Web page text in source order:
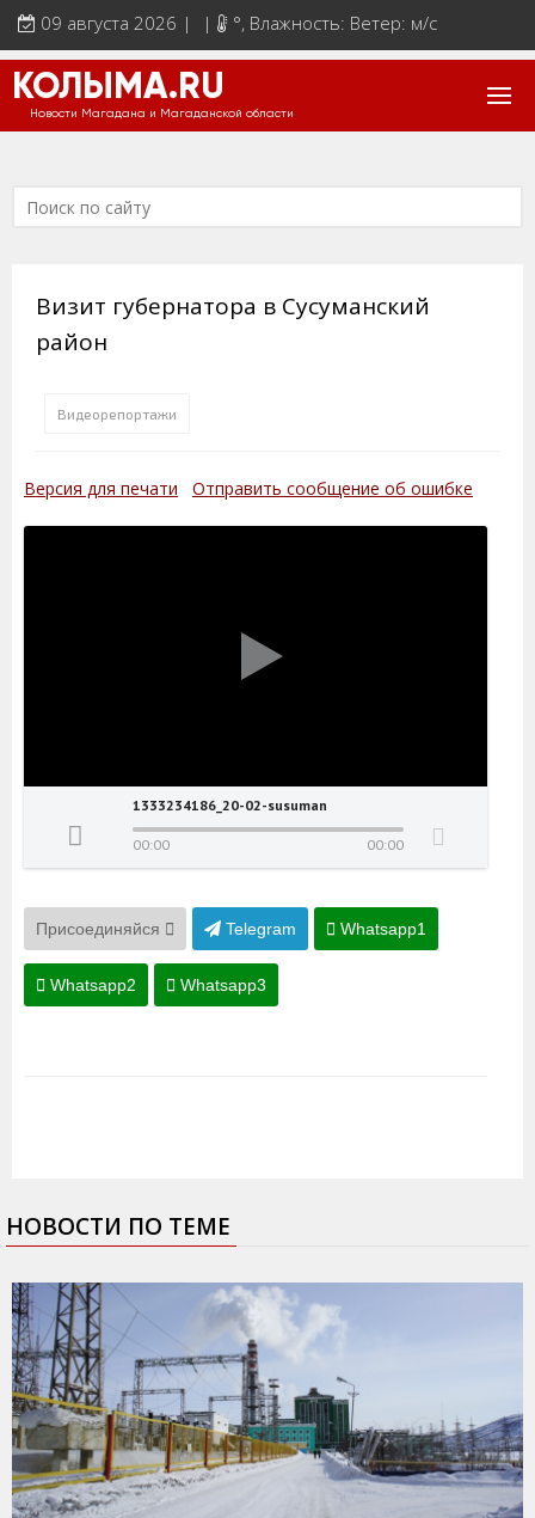
09 августа 2026 | | °, Влажность: Ветер: м/с
КОЛЫМА.RU
Новости Магадана и Магаданской области
Визит губернатора в Сусуманский
район
Видеорепортажи
Версия для печати Отправить сообщение об ошибке
1333234186_20-02-susuman
00:00 00:00
Присоединяйся Telegram Whatsapp1
Whatsapp2 Whatsapp3
НОВОСТИ ПО ТЕМЕ